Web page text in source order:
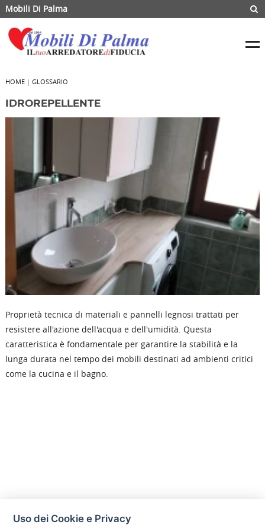
Mobili Di Palma
HOME| GLOSSARIO
IDROREPELLENTE
Proprietà tecnica di materiali e pannelli legnosi trattati per
resistere all'azione dell'acqua e dell'umidità. Questa
caratteristica è fondamentale per garantire la stabilità e la
lunga durata nel tempo dei mobili destinati ad ambienti critici
come la cucina e il bagno.
Uso dei Cookie e Privacy